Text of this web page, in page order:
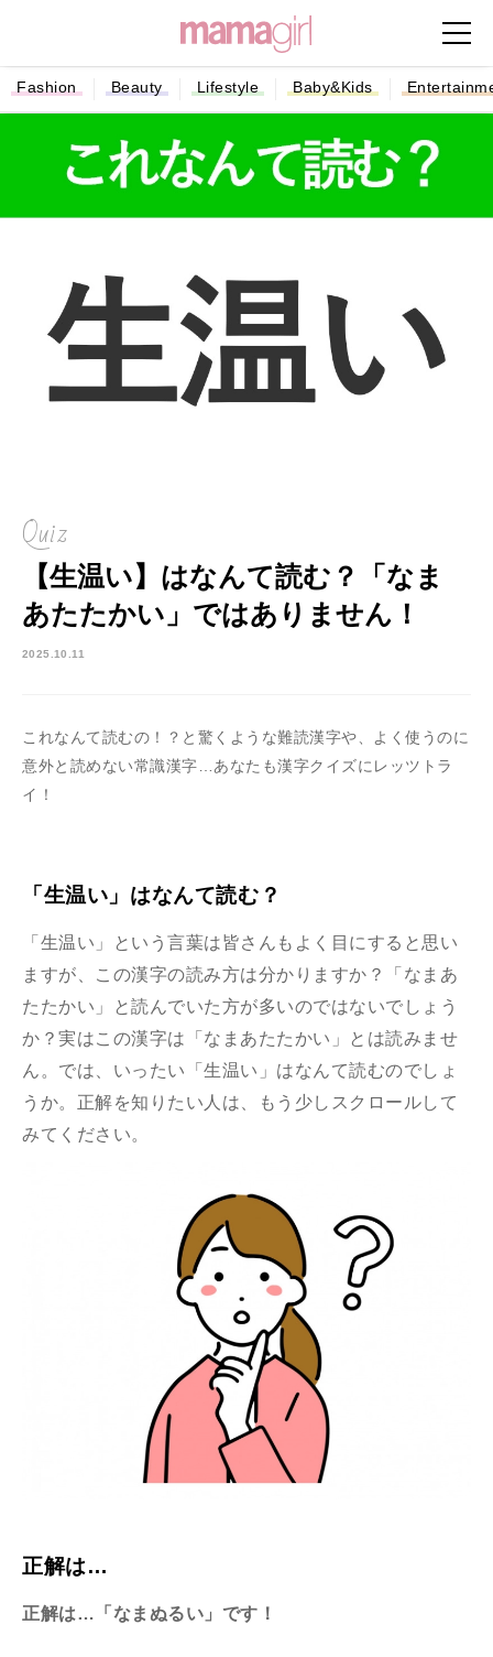
Fashion Beauty Lifestyle Baby&Kids
Quiz
【生温い】はなんて読む？「なま
あたたかい」ではありません！
2025.10.11
これなんて読むの！？と驚くような難読漢字や、よく使うのに
意外と読めない常識漢字…あなたも漢字クイズにレッツトラ
イ！
「生温い」はなんて読む？
「生温い」という言葉は皆さんもよく目にすると思い
ますが、この漢字の読み方は分かりますか？「なまあ
たたかい」と読んでいた方が多いのではないでしょう
か？実はこの漢字は「なまあたたかい」とは読みませ
ん。では、いったい「生温い」はなんて読むのでしょ
うか。正解を知りたい人は、もう少しスクロールして
みてください。
正解は…
正解は…「なまぬるい」です！